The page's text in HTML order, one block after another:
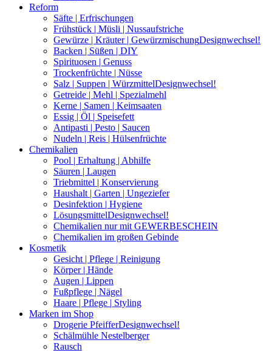
Reform
Säfte | Erfrischungen
Frühstück | Müsli | Nussaufstriche
Gewürze | Kräuter | GewürzmischungDesignwechsel!
Backen | Süßen | DIY
Spirituosen | Genuss
Trockenfrüchte | Nüsse
Salz | Suppen | WürzmittelDesignwechsel!
Getreide | Mehl | Spezialmehl
Kerne | Samen | Keimsaaten
Essig | Öl | Speisefett
Antipasti | Pesto | Saucen
Nudeln | Reis | Hülsenfrüchte
Chemikalien
Pool | Erhaltung | Abhilfe
Säuren | Laugen
Triebmittel | Konservierung
Haushalt | Garten | Ungeziefer
Desinfektion | Hygiene
LösungsmittelDesignwechsel!
Chemikalien nur mit GEWERBESCHEIN
Chemikalien im großen Gebinde
Kosmetik
Gesicht | Pflege | Reinigung
Körper | Hände
Augen | Lippen
Fußpflege | Nägel
Haare | Pflege | Styling
Marken im Shop
Drogerie PfeifferDesignwechsel!
Schälmühle Nestelberger
Rausch